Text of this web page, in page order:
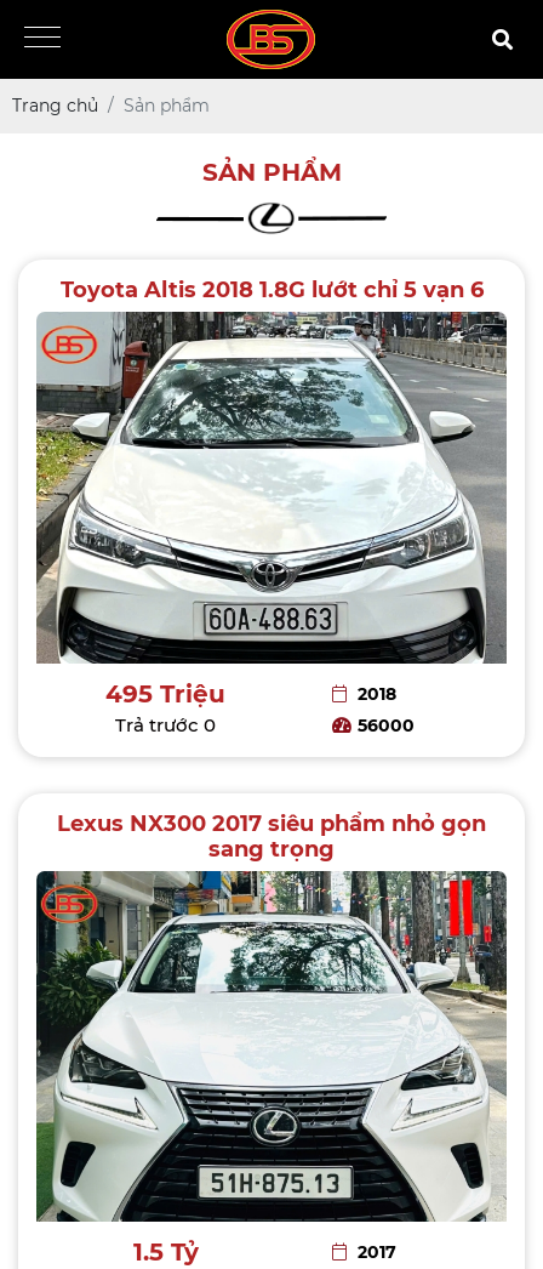
Trang chủ Sản phẩm
SẢN PHẨM
Toyota Altis 2018 1.8G lướt chỉ 5 vạn 6
495 Triệu
Trả trước0
2018
56000
Lexus NX300 2017 siêu phẩm nhỏ gọn
sang trọng
1.5 Tỷ
2017